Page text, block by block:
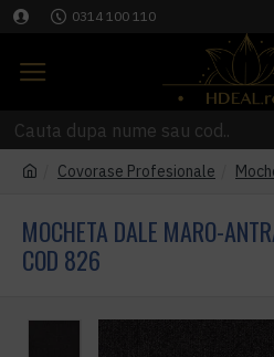
0314 100 110
Covorase Profesionale
MOCHETA DALE MARO-
COD 826